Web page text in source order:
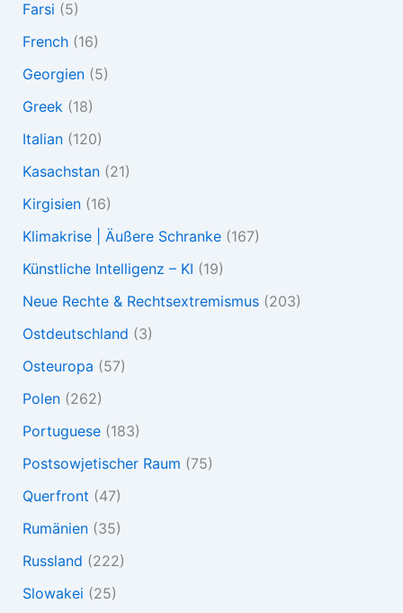
Farsi (5)
French(16)
Georgien(5)
Greek(18)
Italian(120)
Kasachstan(21)
Kirgisien(16)
Klimakrise | Äußere Schranke(167)
Künstliche Intelligenz – KI (19)
Neue Rechte & Rechtsextremismus(203)
Ostdeutschland (3)
Osteuropa (57)
Polen(262)
Portuguese(183)
Postsowjetischer Raum (75)
Querfront (47)
Rumänien(35)
Russland (222)
Slowakei (25)